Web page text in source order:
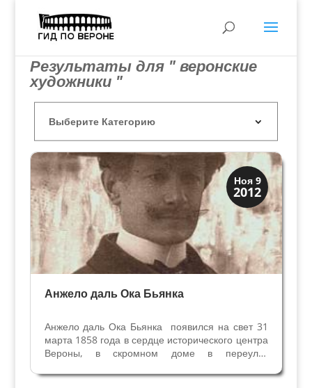
Результаты для " веронские
художники "
Ноя 9
2012
Искусство
Художники
Анжело даль Ока Бьянка
Анжело даль Ока Бьянка появился на свет 31
марта 1858 года в сердце исторического центра
Вероны, в скромном доме в переулке
Правительства на площади Синьоров. Запись о